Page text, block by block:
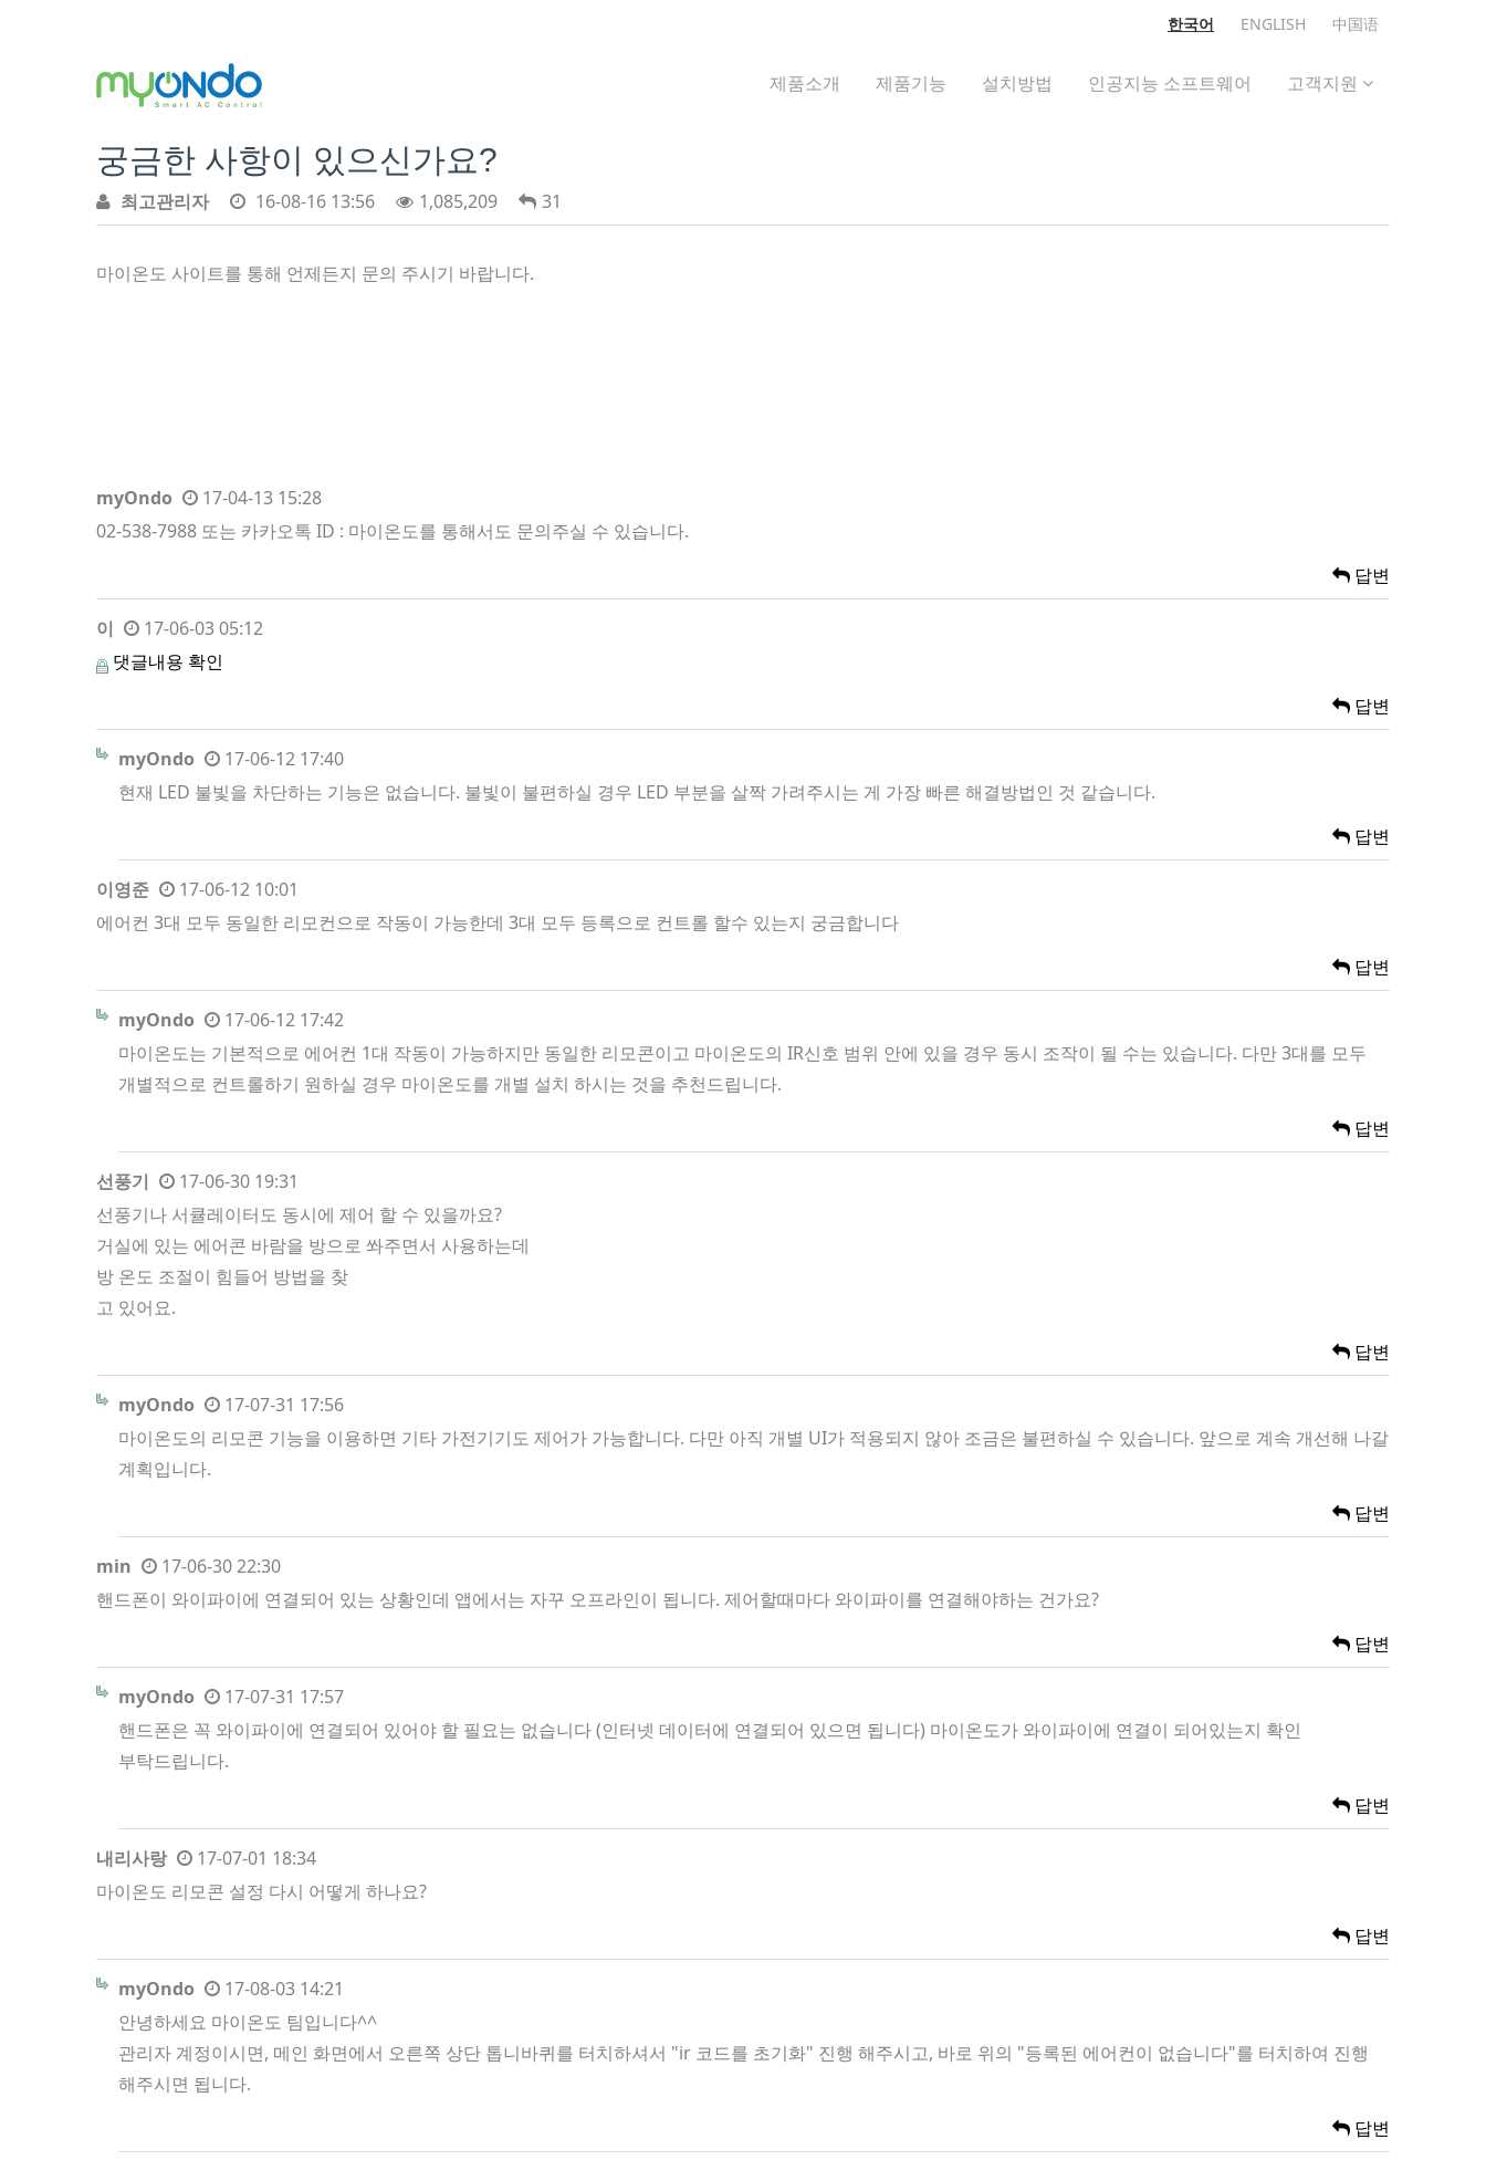
한국어 ENGLISH 中国语
제품소개 제품기능 설치방법 인공지능 소프트웨어 고객지원
궁금한 사항이 있으신가요?
최고관리자 16-08-16 13:56 1,085,209 31
마이온도 사이트를 통해 언제든지 문의 주시기 바랍니다.
myOndo
17-04-13 15:28
02-538-7988 또는 카카오톡 ID : 마이온도를 통해서도 문의주실 수 있습니다.
답변
이
17-06-03 05:12
댓글내용 확인
답변
myOndo
17-06-12 17:40
현재 LED 불빛을 차단하는 기능은 없습니다. 불빛이 불편하실 경우 LED 부분을 살짝 가려주시는 게 가장 빠른 해결방법인 것 같습니다.
답변
이영준
17-06-12 10:01
에어컨 3대 모두 동일한 리모컨으로 작동이 가능한데 3대 모두 등록으로 컨트롤 할수 있는지 궁금합니다
답변
myOndo
17-06-12 17:42
마이온도는 기본적으로 에어컨 1대 작동이 가능하지만 동일한 리모콘이고 마이온도의 IR신호 범위 안에 있을 경우 동시 조작이 될 수는 있습니다. 다만 3대를 모두
개별적으로 컨트롤하기 원하실 경우 마이온도를 개별 설치 하시는 것을 추천드립니다.
답변
선풍기
17-06-30 19:31
선풍기나 서큘레이터도 동시에 제어 할 수 있을까요?
거실에 있는 에어콘 바람을 방으로 쏴주면서 사용하는데
방 온도 조절이 힘들어 방법을 찾
고 있어요.
답변
myOndo
17-07-31 17:56
마이온도의 리모콘 기능을 이용하면 기타 가전기기도 제어가 가능합니다. 다만 아직 개별 UI가 적용되지 않아 조금은 불편하실 수 있습니다. 앞으로 계속 개선해 나갈
계획입니다.
답변
min
17-06-30 22:30
핸드폰이 와이파이에 연결되어 있는 상황인데 앱에서는 자꾸 오프라인이 됩니다. 제어할때마다 와이파이를 연결해야하는 건가요?
답변
myOndo
17-07-31 17:57
핸드폰은 꼭 와이파이에 연결되어 있어야 할 필요는 없습니다 (인터넷 데이터에 연결되어 있으면 됩니다) 마이온도가 와이파이에 연결이 되어있는지 확인
부탁드립니다.
답변
내리사랑
17-07-01 18:34
마이온도 리모콘 설정 다시 어떻게 하나요?
답변
myOndo
17-08-03 14:21
안녕하세요 마이온도 팀입니다^^
관리자 계정이시면, 메인 화면에서 오른쪽 상단 톱니바퀴를 터치하셔서 "ir 코드를 초기화" 진행 해주시고, 바로 위의 "등록된 에어컨이 없습니다"를 터치하여 진행
해주시면 됩니다.
답변